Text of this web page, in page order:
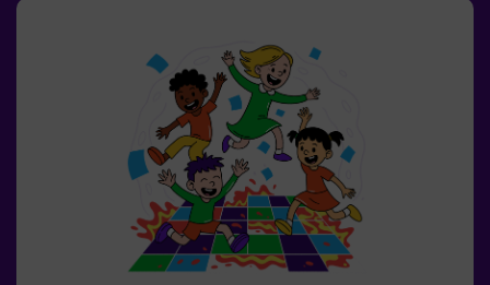
seguir jugando.👧👦 Para niños de 5 a 9 años. Si tienen
10 años o más, ¡la versión clásica de Pulse Up: El Suelo
es Lava es perfecta para ellos!Los niños deberán
colaborar, pensar rápido y moverse aún más rápido para
superar todos los retos. ¡Verán su progreso en tiempo
real en pantalla y celebrarán cada victoria como un
verdadero logro! 🏆Diversión activa, segura y original
para fiestas infantiles, salidas en familia o simplemente
para liberar energía de la forma más divertida.✅ Ideal
para niños | familias | fiestas infantilesImportante: los
niños deben ir acompañados de un adulto, que cuenta